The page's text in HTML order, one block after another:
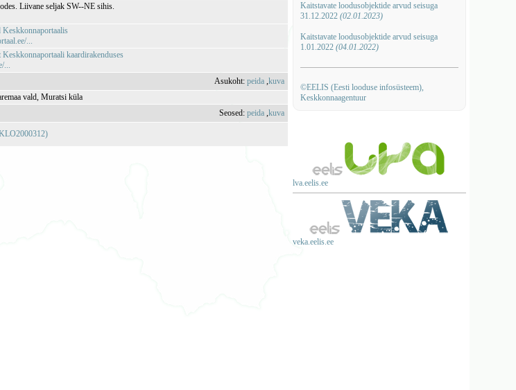
Kaitstavate loodusobjektide arvud seisuga
31.12.2022 (02.01.2023)
Kaitstavate loodusobjektide arvud seisuga
1.01.2022 (04.01.2022)
©EELIS (Eesti looduse infosüsteem),
Keskkonnaagentuur
lva.eelis.ee
veka.eelis.ee
Liivane seljak SW--NE sihis.
Keskkonnaportaalis
...
kaardirakenduses
...
Asukoht:peida ,kuva
vald, Muratsi küla
Seosed:peida ,kuva